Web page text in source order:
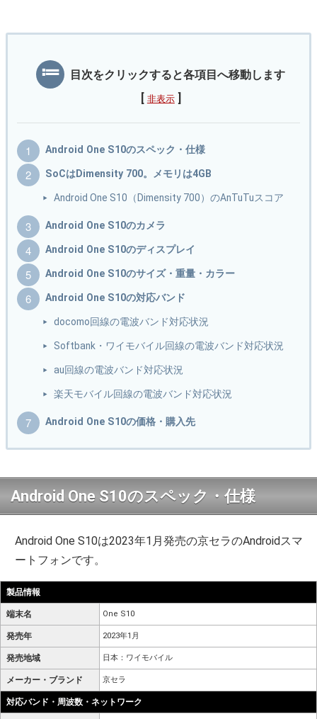
目次をクリックすると各項目へ移動します
非表示
Android One S10のスペック・仕様
SoCはDimensity 700。メモリは4GB
Android One S10（Dimensity 700）のAnTuTuスコア
Android One S10のカメラ
Android One S10のディスプレイ
Android One S10のサイズ・重量・カラー
Android One S10の対応バンド
docomo回線の電波バンド対応状況
Softbank・ワイモバイル回線の電波バンド対応状況
au回線の電波バンド対応状況
楽天モバイル回線の電波バンド対応状況
Android One S10の価格・購入先
Android One S10のスペック・仕様
Android One S10は2023年1月発売の京セラのAndroidスマ
ートフォンです。
製品情報
端末名 One S10
発売年 2023年1月
発売地域 日本：ワイモバイル
メーカー・ブランド 京セラ
対応バンド・周波数・ネットワーク